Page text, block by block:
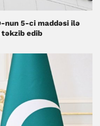
nun 5-ci maddəsi ilə
təkzib edib